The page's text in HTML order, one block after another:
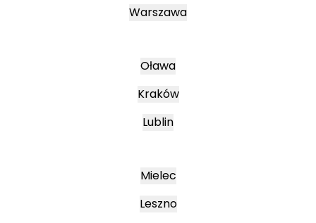
Warszawa
Oława
Kraków
Lublin
Mielec
Leszno